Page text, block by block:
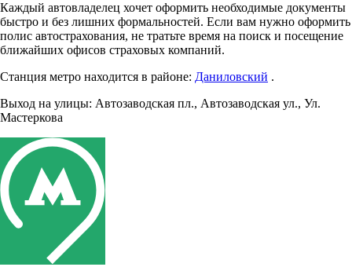
Каждый автовладелец хочет оформить необходимые документы
быстро и без лишних формальностей. Если вам нужно оформить
полис автострахования, не тратьте время на поиск и посещение
ближайших офисов страховых компаний.
Станция метро находится в районе: Даниловский .
Выход на улицы: Автозаводская пл., Автозаводская ул., Ул.
Мастеркова